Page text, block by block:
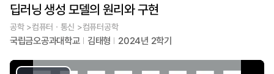
딥러닝 생성 모델의 원리와 구현
공학 >컴퓨터ㆍ통신 >컴퓨터공학
국립금오공과대학교 김태형 2024년 2학기